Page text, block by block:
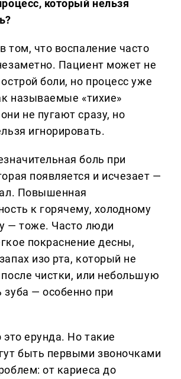
который нельзя
том, что воспаление часто
Пациент может не
боли, но процесс уже
называемые «тихие»
не пугают сразу, но
игнорировать.
боль при
появляется и исчезает —
Повышенная
к горячему, холодному
— тоже. Часто люди
покраснение десны,
изо рта, который не
чистки, или небольшую
зуба — особенно при
это ерунда. Но такие
быть первыми звоночками
от кариеса до